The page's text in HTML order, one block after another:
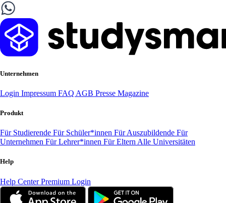
Unternehmen
Login Impressum FAQ AGB Presse Magazine
Produkt
Für Studierende Für Schüler*innen Für Auszubildende Für
Unternehmen Für Lehrer*innen Für Eltern Alle Universitäten
Help
Help CenterPremium Login